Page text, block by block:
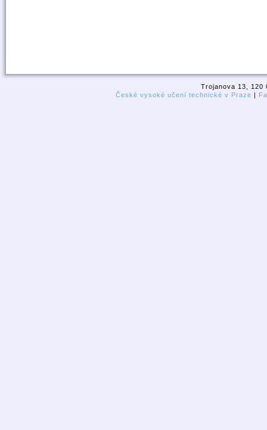
Trojanova 13, 120
České vysoké učení technické v Praze |